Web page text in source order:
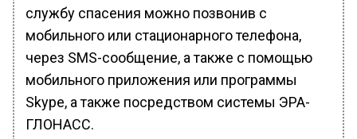
службу спасения можно позвонив с
мобильного или стационарного телефона,
через SMS-сообщение, а также с помощью
мобильного приложения или программы
Skype, а также посредством системы ЭРА-
ГЛОНАСС.